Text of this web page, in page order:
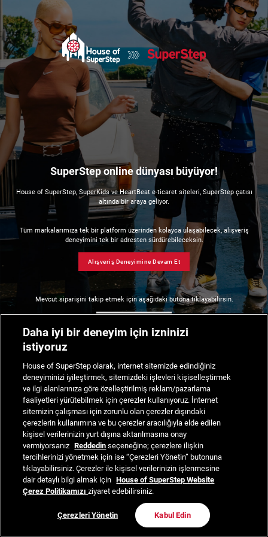
SuperStep online dünyası büyüyor!
House of SuperStep, SuperKids ve HeartBeat e-ticaret siteleri, SuperStep çatısı
altında bir araya geliyor.
Tüm markalarımıza tek bir platform üzerinden kolayca ulaşabilecek, alışveriş
deneyimini tek bir adresten sürdürebileceksin.
Alışveriş Deneyimine Devam Et
Mevcut siparişini takip etmek için aşağıdaki butona tıklayabilirsin.
Daha iyi bir deneyim için izninizi
istiyoruz
House of SuperStep olarak, internet sitemizde edindiğiniz
deneyiminizi iyileştirmek, sitemizdeki işlevleri kişiselleştirmek
ve ilgi alanlarınıza göre özelleştirilmiş reklam/pazarlama
faaliyetleri yürütebilmek için çerezler kullanıyoruz. İnternet
sitemizin çalışması için zorunlu olan çerezler dışındaki
çerezlerin kullanımına ve bu çerezler aracılığıyla elde edilen
kişisel verilerinizin yurt dışına aktarılmasına onay
vermiyorsanız Reddedin seçeneğine; çerezlere ilişkin
tercihlerinizi yönetmek için ise “Çerezleri Yönetin” butonuna
tıklayabilirsiniz. Çerezler ile kişisel verilerinizin işlenmesine
dair detaylı bilgi almak için House of SuperStep Website
Çerez Politikamızıziyaret edebilirsiniz.
Çerezleri Yönetin Kabul Edin